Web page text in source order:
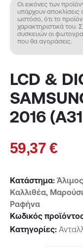
Οι εικόνες των
υπάρχουν αποκλίσεις
ωστόσο, ότι το
χαρακτηριστικά του.
συσκευών οι
που θα αγοράσεις.
LCD &
2016
59,37€
Κατάστημα:
Καλλιθέα,
Ραφήνα
Κωδικός
Κατηγορίες: